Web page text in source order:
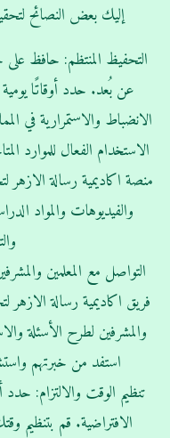
إليك بعض النصائح
التحفيظ المنتظم: حافظ
عن بُعد. حدد أوقاتًا
الانضباط والاستمرارية في
الاستخدام الفعال للموارد
منصة اكاديمية رسالة
والفيديوهات والمواد
التواصل مع المعلمين
فريق اكاديمية رسالة
والمشرفين لطرح الأسئلة
استفد من خبرتهم
تنظيم الوقت والالتزام:
الافتراضية. قم بتنظيم